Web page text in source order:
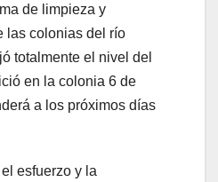
de limpieza y
las colonias del río
totalmente el nivel del
en la colonia 6 de
a los próximos días
esfuerzo y la